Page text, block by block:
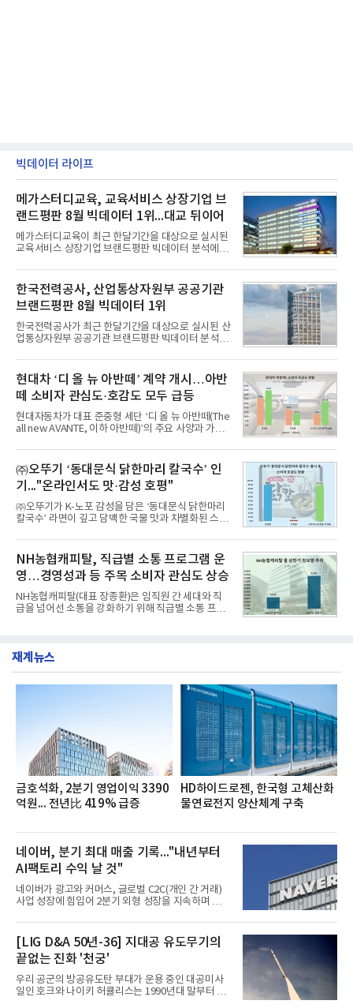
빅데이터 라이프
메가스터디교육, 교육서비스 상장기업 브
랜드평판 8월 빅데이터 1위...대교 뒤이어
메가스터디교육이 최근 한달기간을 대상으로 실시된
교육서비스 상장기업 브랜드평판 빅데이터 분석에서
일 한국기업평판연구소(소장 구창환)는 국내 교육서
비스 상장기업 브랜드를 대상으로 지난 7월 7일부터
8월 7일까지 수집된 소비자 빅데이터 10,074,233건
을 분석한 결과, 메가스터디교육이 브랜드평판지수
1,710,926을 기록하며 8월 1위에 올랐다고 밝혔다.
분석에 활용된 빅데이터는 지난 7월(9,491,206건) 대
비 6.14% 증가한 수치로, 교육서비스 상장기업 브랜
디교육, 대교, 디지
한국전력공사, 산업통상자원부 공공기관
브랜드평판 8월 빅데이터 1위
한국전력공사가 최근 한달기간을 대상으로 실시된 산
업통상자원부 공공기관 브랜드평판 빅데이터 분석에
이 순으로 뒤를 이었다.7일 한국기업평판연구소(소장
구창환)는 산업통상자원부 공공기관 41개 브랜드를
대상으로 지난 7월 7일부터 8월 7일까지 수집된 소비
자 빅데이터 91,102,549건을 분석한 결과, 한국전력
공사가 브랜드평판지수 10,670,633을 기록하며 8월
1위에 올랐다고 밝혔다. 분석에 활용된 빅데이터는 지
난 7월(88,893,823건) 대비 2.48% 증가한 수치다.연
수력원자력, 한국석
현대차 ‘디 올 뉴 아반떼’ 계약 개시…아반
떼 소비자 관심도·호감도 모두 급등
현대자동차가 대표 준중형 세단 ‘디 올 뉴 아반떼(The
all new AVANTE, 이하 아반떼)’의 주요 사양과 가격
떼는 6년 만에 선보이는 8세대 완전변경 모델로, ▲정
교한 선과 면을 중심으로 완성한 파격적인 디자인 ▲
과거 중형 세단 수준으로 확대된 차체 제원 ▲글로벌
최고 수준의 안전성 ▲성능과 효율을 동시에 높인 주
행 완성도 ▲첨단 편의 및 디지털 사양 적용 등을 통해
글로벌 준중형 세단의 새로운 기준을 세웠다.아반떼
는 가솔린 2.0과 1.6 하이브리드 두 가지 파워트레인
넘
㈜오뚜기 ‘동대문식 닭한마리 칼국수’ 인
기..."온라인서도 맛·감성 호평"
㈜오뚜기가 K-노포 감성을 담은 ‘동대문식 닭한마리
칼국수’ 라면이 깊고 담백한 국물 맛과 차별화된 스토
혔다.‘동대문식 닭한마리 칼국수’는 예상을 뛰어넘는
소비자 호응에 힘입어 지난 7월 13일 첫 선을 보인 지
단 18일 만에 누적 판매량 50만 개를 돌파하는 성과를
거두었다.이번 신제품은 개발진이 전국의 닭한마리
전문점을 직접 찾아 다니며 최적의 육수 비율을 완성
했다. 자극적이지 않으면서도 깊은 닭육수에 마늘의
개운한 풍미를 더했으며, 국물이 잘 배어들면서도 쫄
서도
NH농협캐피탈, 직급별 소통 프로그램 운
영…경영성과 등 주목 소비자 관심도 상승
NH농협캐피탈(대표 장종환)은 임직원 간 세대와 직
급을 넘어선 소통을 강화하기 위해 직급별 소통 프로
영지원부 홍보팀과 2026년 새로이(e)＊가 공동 주관
쳐 진행됐다.참고로 새로이(e)는 NH농협캐피탈 MZ
세대들로(과장~계장) 구성된 자율 참여조직으로, 조
직문화 혁신과 업무 효율성 향상을 위한 다양한 활동
을 추진하며,새로운 변화와 이로운 영향력을 조직전
반에 전파하는 역할
재계뉴스
금호석화, 2분기 영업이익 3390
억원... 전년比 419% 급증
HD하이드로젠, 한국형 고체산화
물연료전지 양산체계 구축
네이버, 분기 최대 매출 기록..."내년부터
AI팩토리 수익 날 것"
네이버가 광고와 커머스, 글로벌 C2C(개인 간 거래)
사업 성장에 힘입어 2분기 외형 성장을 지속하며 역대
자 증가와 엔비디아와 추진하는 AI 팩토리를 앞세워
AI 수익화에도 속도를 내고 있다.네이버는 올해 2분기
연결 기준 매출 3조3888억원, 영업이익 5203억원을
기록했다고 7일 밝혔다. 매출은 광고·커머스 등 핵심
사업과 글로벌 C2C 성장에 힘입어 전년 동기 대비
16.2% 증가한 분기 최대 매출을 기록했다. 반면 영업
이익은 AI 인프라 투자 영향으로 0.2% 감소했다.사업
[LIG D&A 50년-36] 지대공 유도무기의
끝없는 진화 '천궁'
우리 공군의 방공유도탄 부대가 운용 중인 대공미사
일인 호크와 나이키 허큘리스는 1990년대 말부터 성